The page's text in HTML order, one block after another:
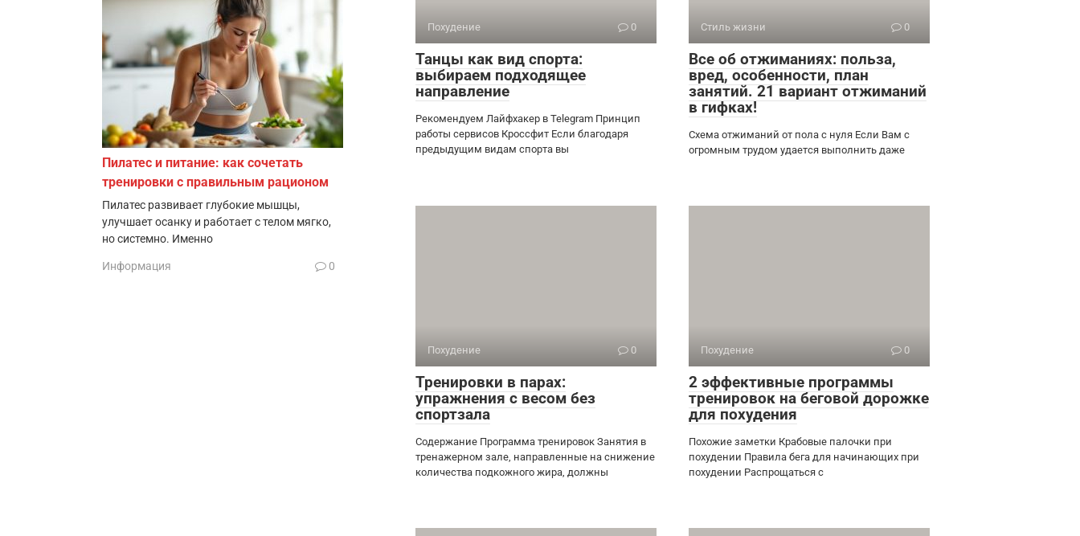
Похудение 0
Танцы как вид спорта:
выбираем подходящее
направление
Рекомендуем Лайфхакер в Telegram Принцип
работы сервисов Кроссфит Если благодаря
предыдущим видам спорта вы
Стиль жизни 0
Все об отжиманиях: польза,
вред, особенности, план
занятий. 21 вариант отжиманий
в гифках!
Схема отжиманий от пола с нуля Если Вам с
огромным трудом удается выполнить даже
Похудение 0
Тренировки в парах:
упражнения с весом без
спортзала
Содержание Программа тренировок Занятия в
тренажерном зале, направленные на снижение
количества подкожного жира, должны
Похудение 0
2 эффективные программы
тренировок на беговой дорожке
для похудения
Похожие заметки Крабовые палочки при
похудении Правила бега для начинающих при
похудении Распрощаться с
Пилатес и питание: как сочетать
тренировки с правильным рационом
Пилатес развивает глубокие мышцы,
улучшает осанку и работает с телом мягко,
но системно. Именно
Информация 0